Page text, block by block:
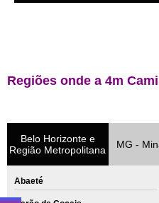
Regiões onde a 4m
Belo Horizonte e
Região Metropolitana
MG -
Abaeté